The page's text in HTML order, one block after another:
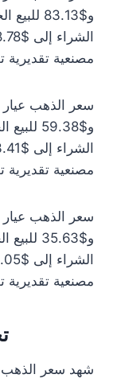
و$83.13
مصنعية تقديرية
مصنعية تقديرية
مصنعية تقديرية